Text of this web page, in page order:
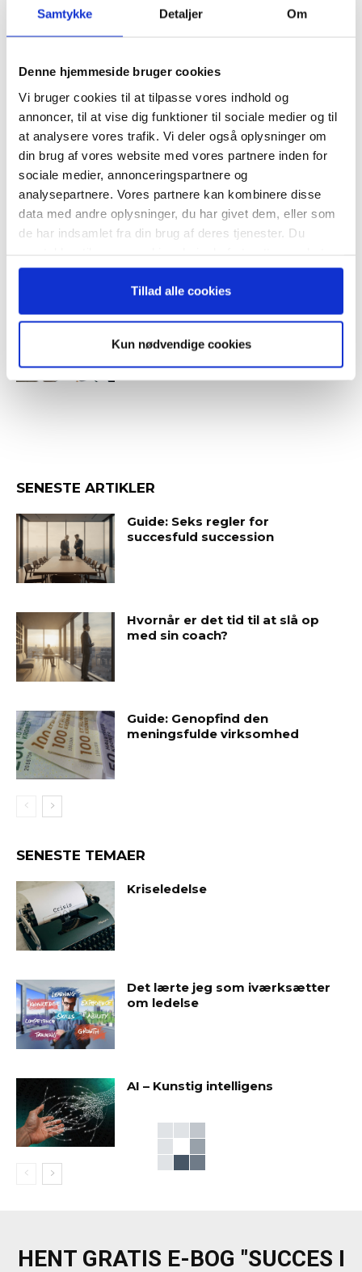
Samtykke Detaljer Om
Denne hjemmeside bruger cookies
Vi bruger cookies til at tilpasse vores indhold og
annoncer, til at vise dig funktioner til sociale medier og til
at analysere vores trafik. Vi deler også oplysninger om
din brug af vores website med vores partnere inden for
sociale medier, annonceringspartnere og
analysepartnere. Vores partnere kan kombinere disse
data med andre oplysninger, du har givet dem, eller som
de har indsamlet fra din brug af deres tjenester. Du
anvende vores hjemmeside.
Tillad alle cookies
Kun nødvendige cookies
Finn Poulsen
iværksættervirksomheder
medarbejdertrivsel
RELATEREDE ARTIKLER
Guide: Genopfind den
meningsfulde virksomhed
Guide: Fem tegn på, at
topchefen er på vildspor
SENESTE ARTIKLER
Guide: Seks regler for
succesfuld succession
Hvornår er det tid til at slå op
med sin coach?
Guide: Genopfind den
meningsfulde virksomhed
SENESTE TEMAER
Kriseledelse
Det lærte jeg som iværksætter
om ledelse
AI – Kunstig intelligens
HENT GRATIS E-BOG "SUCCES I
Tilmeld dig vores
nyhedsbrev
– og modtag Ole Borchs bog
“Succes i en dansk bestyrelse”
Bestyrelsesguidens ugentlige nyhedsbrev samt
Tilmeld